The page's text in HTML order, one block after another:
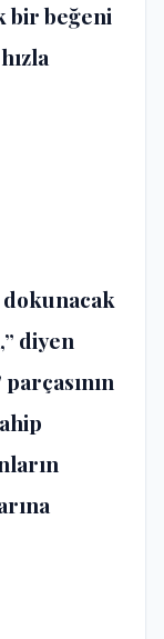
bir beğeni
diyen